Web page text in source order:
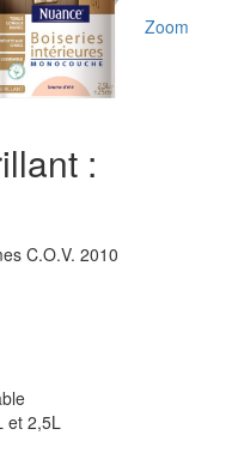
Zoom
:
C.O.V. 2010
et 2,5L